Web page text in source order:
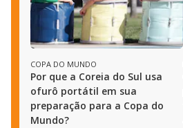
COPA DO MUNDO
Por que a Coreia do Sul usa
ofurô portátil em sua
preparação para a Copa do
Mundo?